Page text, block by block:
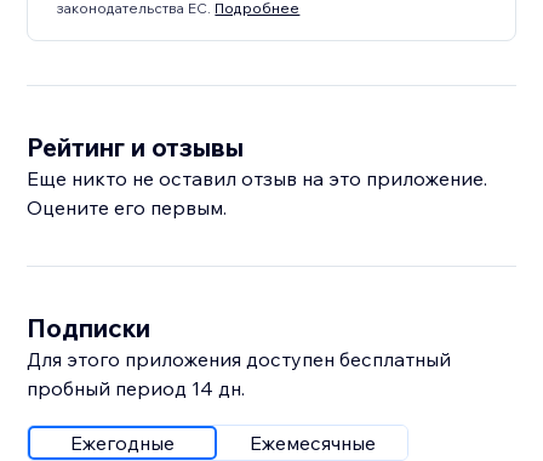
законодательства ЕС. Подробнее
Рейтинг и отзывы
Еще никто не оставил отзыв на это приложение.
Оцените его первым.
Подписки
Для этого приложения доступен бесплатный
пробный период 14 дн.
Ежегодные Ежемесячные